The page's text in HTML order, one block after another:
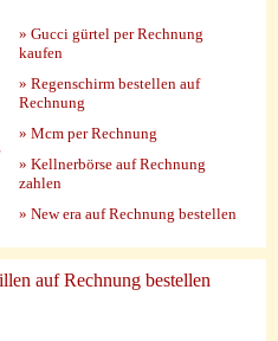
» Gucci gürtel per Rechnung
kaufen
» Regenschirm bestellen auf
Rechnung
» Mcm per Rechnung
» Kellnerbörse auf Rechnung
zahlen
» New era auf Rechnung bestellen
auf Rechnung bestellen